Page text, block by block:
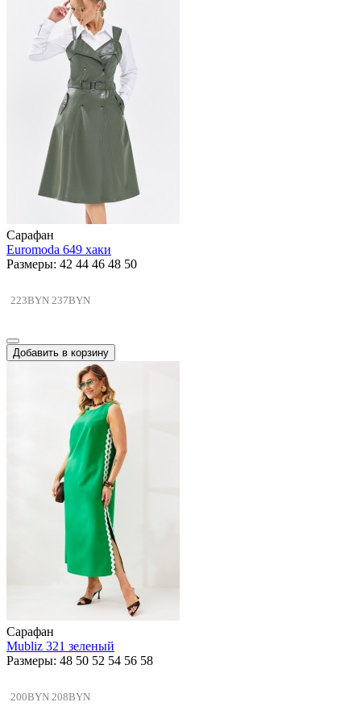
Сарафан
Euromoda 649 хаки
Размеры: 42 44 46 48 50
223BYN 237BYN
Добавить в корзину
Сарафан
Mubliz 321 зеленый
Размеры: 48 50 52 54 56 58
200BYN 208BYN